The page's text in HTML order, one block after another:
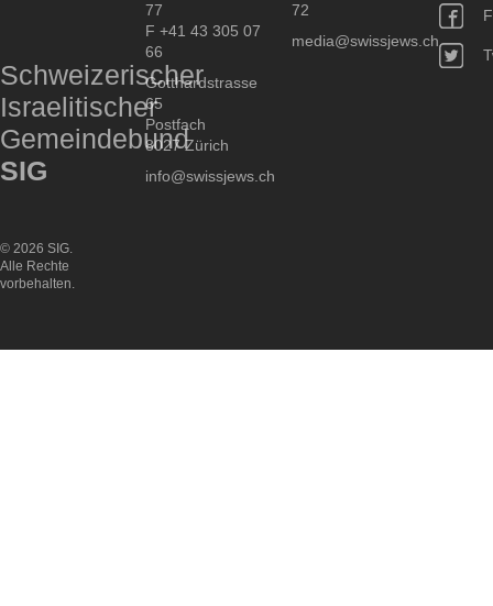
Schweizerischer
Israelitischer
Gemeindebund
SIG
77
F +41 43 305 07
66
Gotthardstrasse
65
Postfach
8027 Zürich
info@swissjews.ch
72
media@swissjews.ch
© 2026 SIG.
Alle Rechte
vorbehalten.